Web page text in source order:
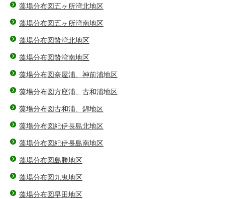
藻場分布図五ヶ所湾北地区
藻場分布図五ヶ所湾南地区
藻場分布図贄湾北地区
藻場分布図贄湾南地区
藻場分布図奈屋浦、神前浦地区
藻場分布図方座浦、古和浦地区
藻場分布図古和浦、錦地区
藻場分布図紀伊長島北地区
藻場分布図紀伊長島南地区
藻場分布図島勝地区
藻場分布図九鬼地区
藻場分布図早田地区